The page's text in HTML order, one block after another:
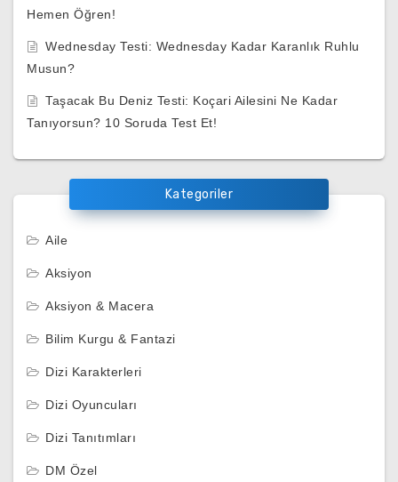
Hemen Öğren!
Wednesday Testi: Wednesday Kadar Karanlık Ruhlu
Musun?
Taşacak Bu Deniz Testi: Koçari Ailesini Ne Kadar
Tanıyorsun? 10 Soruda Test Et!
Kategoriler
Aile
Aksiyon
Aksiyon & Macera
Bilim Kurgu & Fantazi
Dizi Karakterleri
Dizi Oyuncuları
Dizi Tanıtımları
DM Özel